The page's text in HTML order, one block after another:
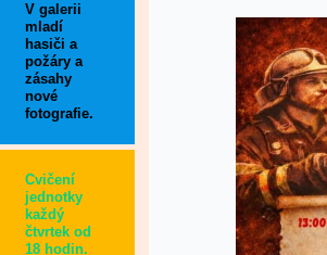
V galerii
mladí
hasiči a
požáry a
zásahy
nové
fotografie.
Cvičení
jednotky
každý
čtvrtek od
18 hodin.